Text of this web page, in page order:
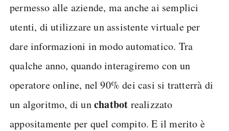
permesso alle aziende, ma anche ai semplici
utenti, di utilizzare un assistente virtuale per
dare informazioni in modo automatico. Tra
qualche anno, quando interagiremo con un
operatore online, nel 90% dei casi si tratterrà di
un algoritmo, di unchatbot realizzato
appositamente per quel compito. E il merito è